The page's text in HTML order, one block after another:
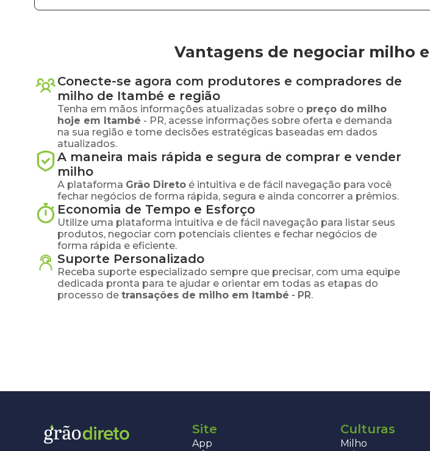
Vantagens de negociar milho
Conecte-se agora com produtores e compradores de
milho de Itambé e região
Tenha em mãos informações atualizadas sobre o preço do milho
hoje em Itambé - PR, acesse informações sobre oferta e demanda
na sua região e tome decisões estratégicas baseadas em dados
atualizados.
A maneira mais rápida e segura de comprar e vender
milho
A plataforma Grão Direto é intuitiva e de fácil navegação para você
fechar negócios de forma rápida, segura e ainda concorrer a prêmios.
Economia de Tempo e Esforço
Utilize uma plataforma intuitiva e de fácil navegação para listar seus
produtos, negociar com potenciais clientes e fechar negócios de
forma rápida e eficiente.
Suporte Personalizado
Receba suporte especializado sempre que precisar, com uma equipe
dedicada pronta para te ajudar e orientar em todas as etapas do
processo de transações de milho em Itambé - PR.
Site
App
Culturas
Milho